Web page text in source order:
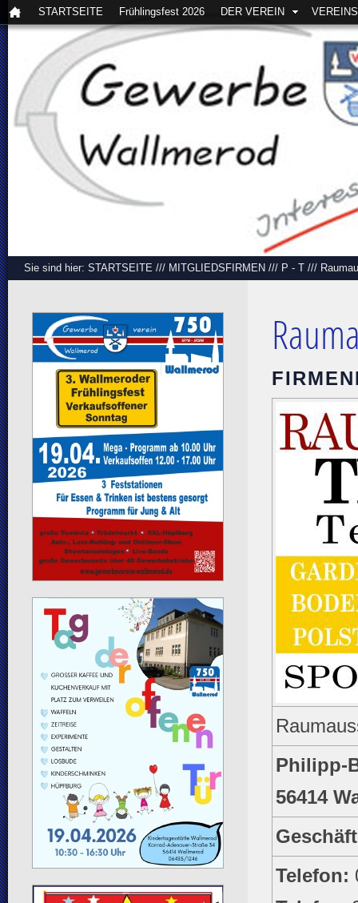
STARTSEITE Frühlingsfest 2026 DER VEREIN
Sie sind hier: STARTSEITE /// MITGLIEDSFIRMEN /// P - T ///
Philipp-
56414
Telefon: